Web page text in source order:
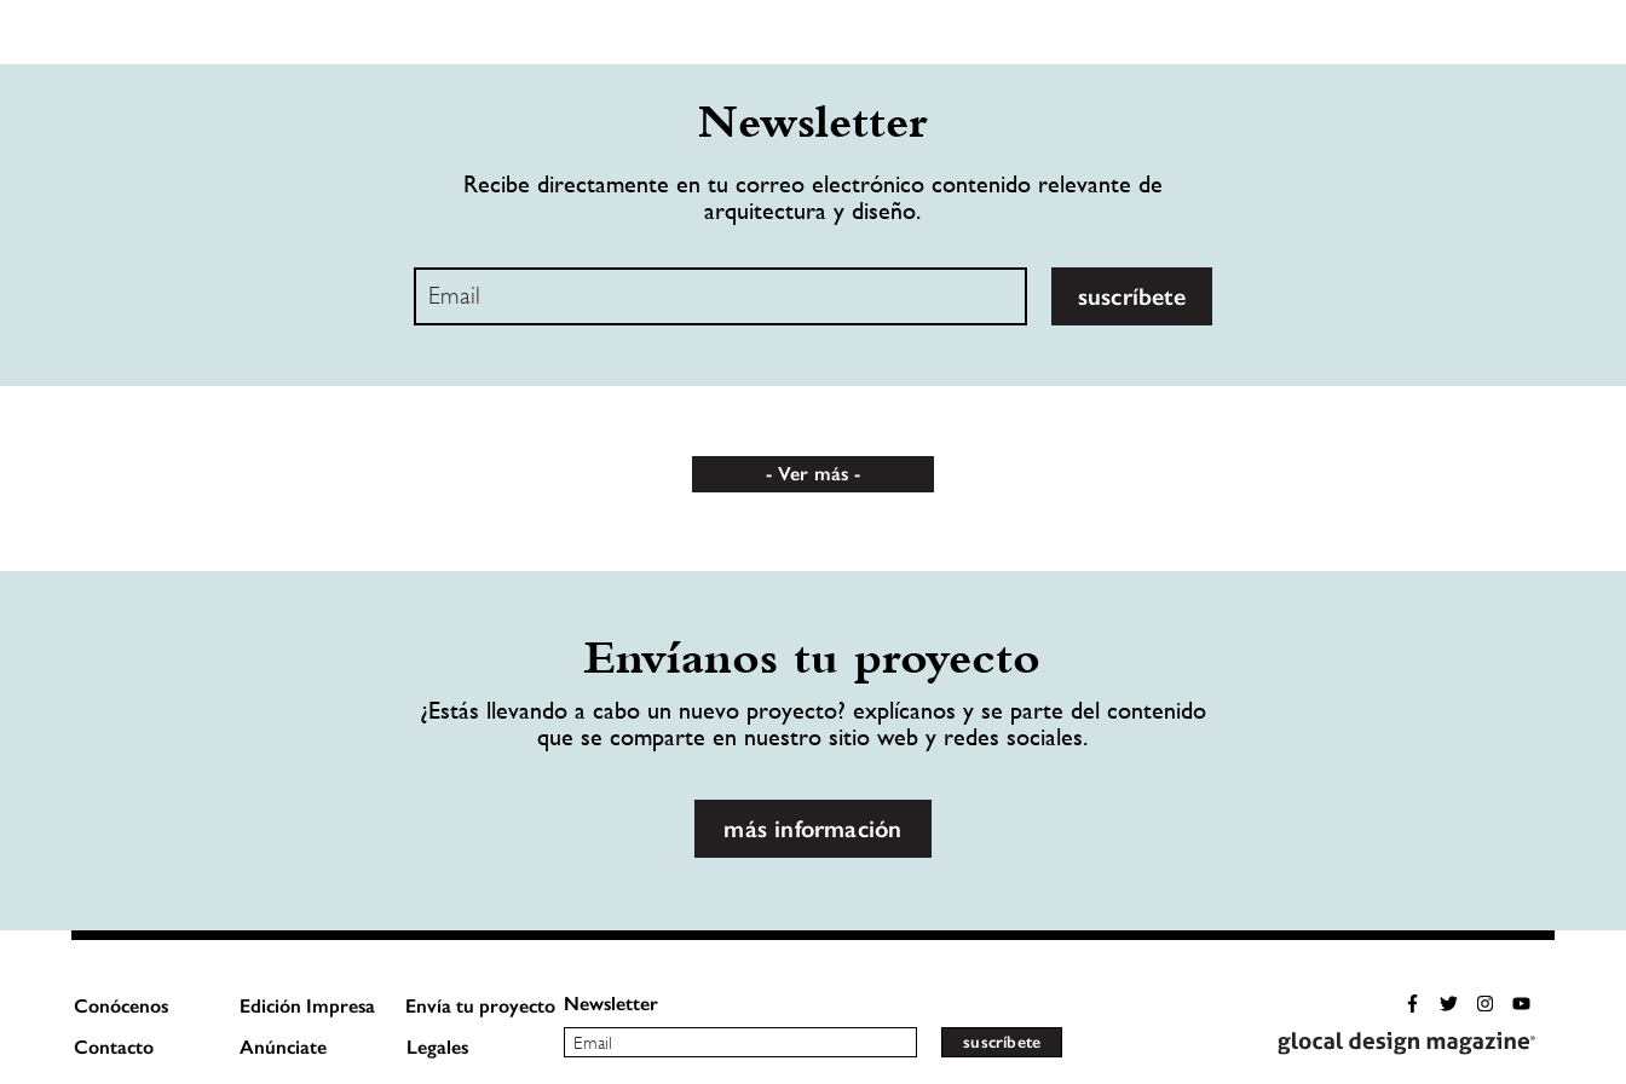
Newsletter
Recibe directamente en tu correo electrónico contenido relevante de
arquitectura y diseño.
suscríbete
Ver más
Envíanos tu proyecto
¿Estás llevando a cabo un nuevo proyecto? explícanos y se parte del contenido
que se comparte en nuestro sitio web y redes sociales.
más información
Conócenos Edición Impresa
Envía tu proyecto
Contacto
Anúnciate Legales
Newsletter
suscríbete